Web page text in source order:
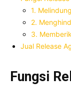
1.
2.
3.
Jual Release
Fungsi